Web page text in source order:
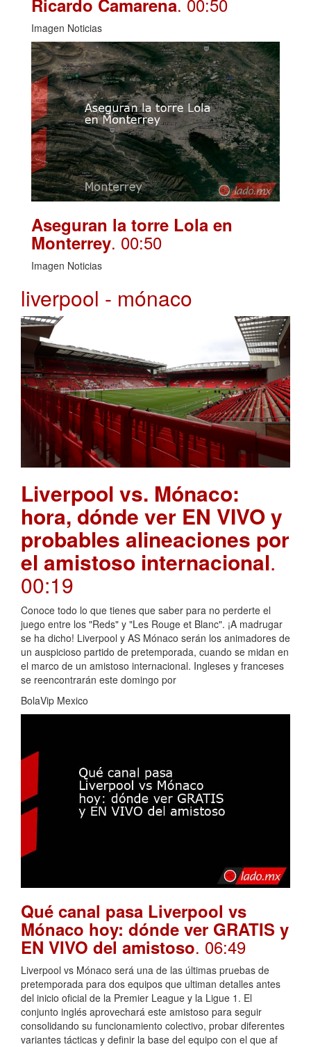
Imagen Noticias
Aseguran la torre Lola en
Monterrey. 00:50
Imagen Noticias
liverpool - mónaco
Liverpool vs. Mónaco:
hora, dónde ver EN VIVO y
probables alineaciones por
el amistoso internacional.
00:19
Conoce todo lo que tienes que saber para no perderte el
juego entre los "Reds" y "Les Rouge et Blanc". ¡A madrugar
se ha dicho! Liverpool y AS Mónaco serán los animadores de
un auspicioso partido de pretemporada, cuando se midan en
el marco de un amistoso internacional. Ingleses y franceses
se reencontrarán este domingo por
BolaVip Mexico
Qué canal pasa Liverpool vs
Mónaco hoy: dónde ver GRATIS y
EN VIVO del amistoso. 06:49
Liverpool vs Mónaco será una de las últimas pruebas de
pretemporada para dos equipos que ultiman detalles antes
del inicio oficial de la Premier League y la Ligue 1. El
conjunto inglés aprovechará este amistoso para seguir
consolidando su funcionamiento colectivo, probar diferentes
variantes tácticas y definir la base del equipo con el que af